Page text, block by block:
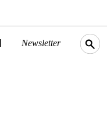
Newsletter